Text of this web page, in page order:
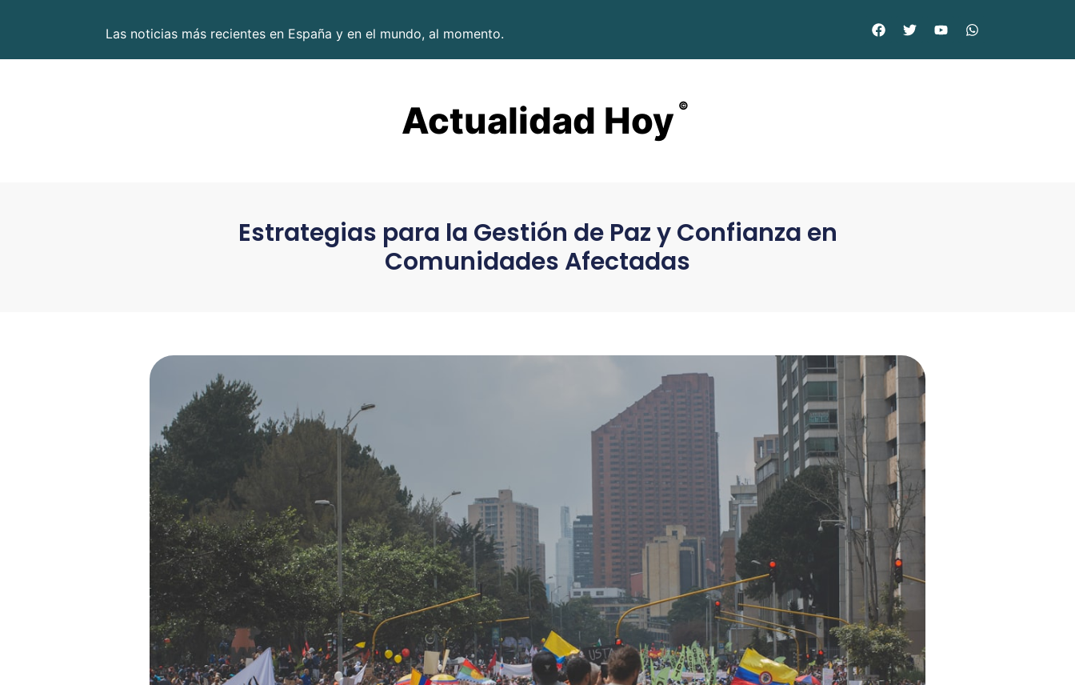
Las noticias más recientes en España y en el mundo, al momento.
Actualidad Hoy ©
Estrategias para la Gestión de Paz y Confianza en
Comunidades Afectadas